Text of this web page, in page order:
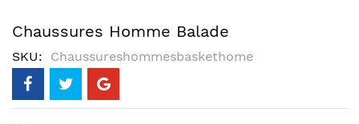
Chaussures Homme Balade
SKU Chaussureshommesbaskethome